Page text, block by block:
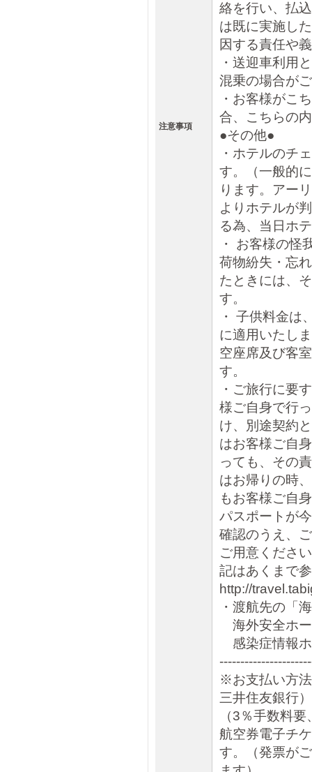
注意事項
絡を行い、払
は既に実施し
因する責任や
・送迎車利用
混乗の場合が
・お客様がこ
合、こちらの
●その他●
・ホテルのチ
す。（一般的
ります。アー
よりホテルが
る為、当日ホ
・ お客様の怪
荷物紛失・忘
たときには、
す。
・ 子供料金は
に適用いたし
空座席及び客
す。
・ご旅行に要
様ご自身で行
け、別途契約
はお客様ご自
っても、その
はお帰りの時
もお客様ご自
パスポートが
確認のうえ、
ご用意くださ
記はあくまで
http://
・渡航先の「
海外安全ホ
感染症情報ホ
※お支払い方
三井住友銀行
（3％手数料
航空券電子チ
す。（発票が